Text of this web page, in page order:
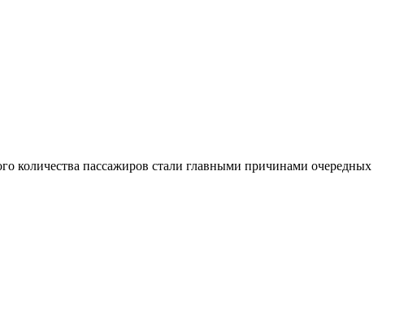
количества пассажиров стали главными причинами очередных